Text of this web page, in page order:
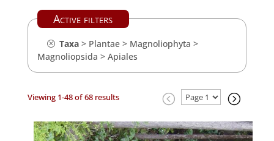
Active filters
Taxa> Plantae> Magnoliophyta >
Magnoliopsida > Apiales
Viewing 1-48 of 68 results